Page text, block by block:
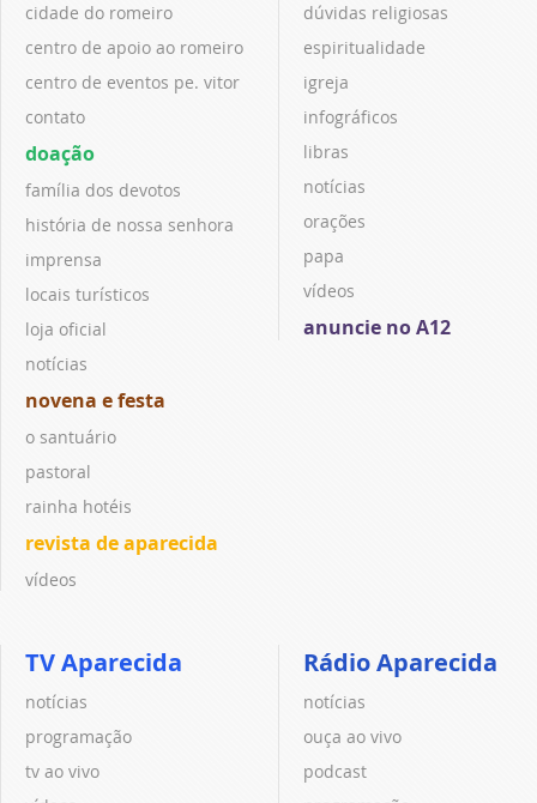
cidade do romeiro
centro de apoio ao romeiro
centro de eventos pe. vitor
contato
doação
família dos devotos
história de nossa senhora
imprensa
locais turísticos
loja oficial
notícias
novena e festa
o santuário
pastoral
rainha hotéis
revista de aparecida
vídeos
dúvidas religiosas
espiritualidade
igreja
infográficos
libras
notícias
orações
papa
vídeos
anuncie no A12
TV Aparecida
notícias
programação
tv ao vivo
Rádio Aparecida
notícias
ouça ao vivo
podcast